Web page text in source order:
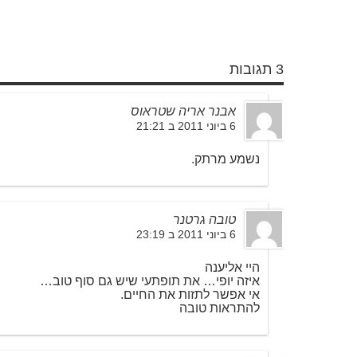
3 תגובות
אבנר אריה שטראוס
6 ביוני 2011 ב 21:21
נשמע מרתק.
טובה גרטנר
6 ביוני 2011 ב 23:19
היי אליענה
איזה יופי… את תופתעי שיש גם סוף טוב…
אי אפשר לתזות את החיים.
להתראות טובה